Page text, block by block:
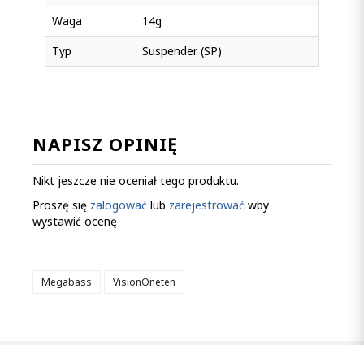
Waga
14g
Typ
Suspender (SP)
NAPISZ OPINIĘ
Nikt jeszcze nie oceniał tego produktu.
Proszę się zalogować lub zarejestrować wby
wystawić ocenę
Megabass VisionOneten